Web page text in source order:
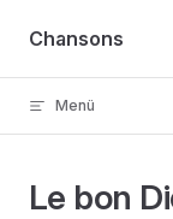
Skip to content
Chansons
Menü
Le bon